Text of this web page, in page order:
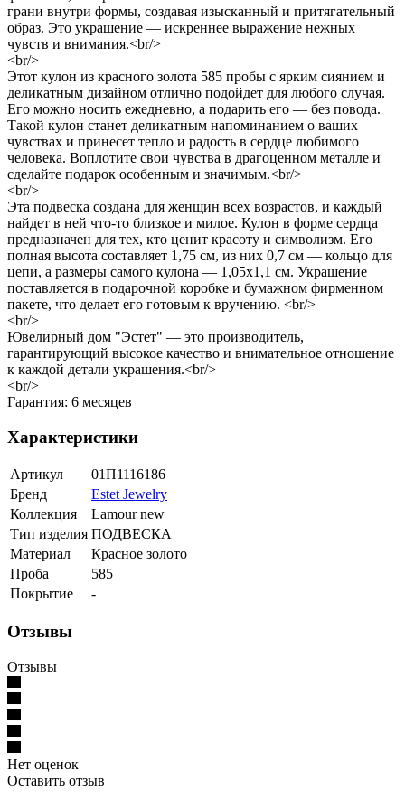
грани внутри формы, создавая изысканный и притягательный
образ. Это украшение — искреннее выражение нежных
чувств и внимания.<br/>
<br/>
Этот кулон из красного золота 585 пробы с ярким сиянием и
деликатным дизайном отлично подойдет для любого случая.
Его можно носить ежедневно, а подарить его — без повода.
Такой кулон станет деликатным напоминанием о ваших
чувствах и принесет тепло и радость в сердце любимого
человека. Воплотите свои чувства в драгоценном металле и
сделайте подарок особенным и значимым.<br/>
<br/>
Эта подвеска создана для женщин всех возрастов, и каждый
найдет в ней что-то близкое и милое. Кулон в форме сердца
предназначен для тех, кто ценит красоту и символизм. Его
полная высота составляет 1,75 см, из них 0,7 см — кольцо для
цепи, а размеры самого кулона — 1,05х1,1 см. Украшение
поставляется в подарочной коробке и бумажном фирменном
пакете, что делает его готовым к вручению. <br/>
<br/>
Ювелирный дом "Эстет" — это производитель,
гарантирующий высокое качество и внимательное отношение
к каждой детали украшения.<br/>
<br/>
Гарантия: 6 месяцев
Характеристики
Артикул
01П1116186
Бренд
Estet Jewelry
Коллекция
Lamour new
Тип изделия ПОДВЕСКА
Материал
Красное золото
Проба
585
Покрытие
-
Отзывы
Отзывы
Нет оценок
Оставить отзыв